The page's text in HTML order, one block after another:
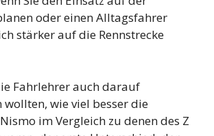
oder einen Alltagsfahrer
stärker auf die Rennstrecke
Fahrlehrer auch darauf
wollten, wie viel besser die
im Vergleich zu denen des Z